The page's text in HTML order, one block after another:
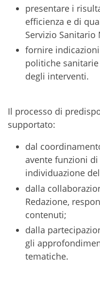
presentare i
efficienza e di
Servizio Sanitario
fornire
politiche
degli interventi.
Il processo di
supportato:
dal
avente funzioni
individuazione
dalla
Redazione,
contenuti;
dalla
gli
tematiche.